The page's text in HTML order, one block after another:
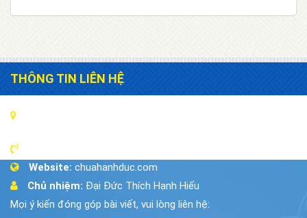
THÔNG TIN LIÊN HỆ
Website: chuahanhduc.com
Chủ nhiệm: Đại Đức Thích Hạnh Hiếu
Mọi ý kiến đóng góp bài viết, vui lòng liên hệ: